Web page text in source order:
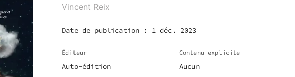
Vincent Reix
Date de publication : 1 déc. 2023
Éditeur
Auto-édition
Contenu explicite
Aucun